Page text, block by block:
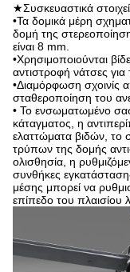
★Συσκευαστικά
•Τα δομικά μέρη
δομή της
είναι 8 mm.
•Χρησιμοποιούνται
αντιστροφή νάτσες για
•Διαμόρφωση σχοινίς
σταθεροποίηση του
• Το ενσωματωμένο
κάταγματος, η
ελαττώματα βιδών, το
τρύπων της δομής
ολισθησία, η
συνθήκες
μέσης μπορεί να
επίπεδο του πλαισίου